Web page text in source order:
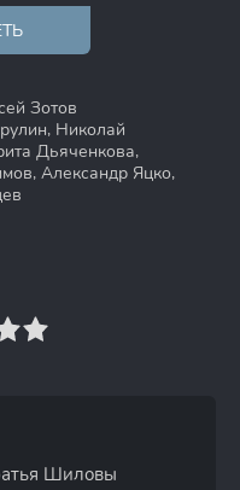
Зотов
Николай
Дьяченкова,
Александр Яцко,
Шиловы